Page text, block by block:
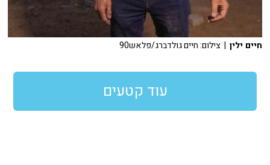
חיים ילין | צילום: חיים גולדברג/פלאש90
עוד קטעים